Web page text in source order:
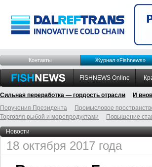
Контакты Журнал «Fishnews»
FISHNEWS Online
Сильная переработка — гордость отрасли И
Поручения Президента
Промысловое
Торговля рыбой и морепродуктами
Повышение
Новости
18 октября 2017 года